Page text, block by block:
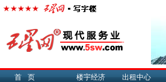
首页 楼宇经济 出租中心